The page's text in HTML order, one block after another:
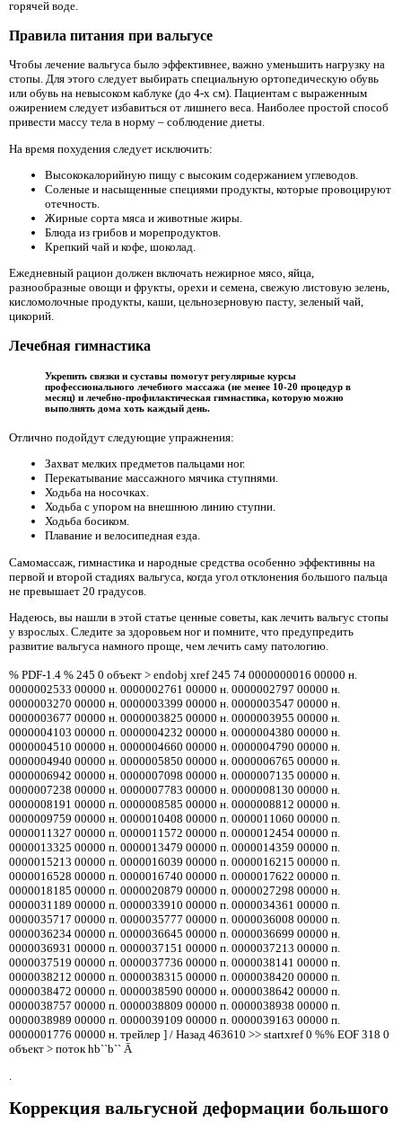
горячей воде.
Правила питания при вальгусе
Чтобы лечение вальгуса было эффективнее, важно уменьшить нагрузку на
стопы. Для этого следует выбирать специальную ортопедическую обувь
или обувь на невысоком каблуке (до 4-х см). Пациентам с выраженным
ожирением следует избавиться от лишнего веса. Наиболее простой способ
привести массу тела в норму – соблюдение диеты.
На время похудения следует исключить:
Высококалорийную пищу с высоким содержанием углеводов.
Соленые и насыщенные специями продукты, которые провоцируют
отечность.
Жирные сорта мяса и животные жиры.
Блюда из грибов и морепродуктов.
Крепкий чай и кофе, шоколад.
Ежедневный рацион должен включать нежирное мясо, яйца,
разнообразные овощи и фрукты, орехи и семена, свежую листовую зелень,
кисломолочные продукты, каши, цельнозерновую пасту, зеленый чай,
цикорий.
Лечебная гимнастика
Укрепить связки и суставы помогут регулярные курсы
профессионального лечебного массажа (не менее 10-20 процедур в
месяц) и лечебно-профилактическая гимнастика, которую можно
выполнять дома хоть каждый день.
Отлично подойдут следующие упражнения:
Захват мелких предметов пальцами ног.
Перекатывание массажного мячика ступнями.
Ходьба на носочках.
Ходьба с упором на внешнюю линию ступни.
Ходьба босиком.
Плавание и велосипедная езда.
Самомассаж, гимнастика и народные средства особенно эффективны на
первой и второй стадиях вальгуса, когда угол отклонения большого пальца
не превышает 20 градусов.
Надеюсь, вы нашли в этой статье ценные советы, как лечить вальгус стопы
у взрослых. Следите за здоровьем ног и помните, что предупредить
развитие вальгуса намного проще, чем лечить саму патологию.
% PDF-1.4 % 245 0 объект > endobj xref 245 74 0000000016 00000 н.
0000002533 00000 н. 0000002761 00000 н. 0000002797 00000 н.
0000003270 00000 н. 0000003399 00000 н. 0000003547 00000 н.
0000003677 00000 н. 0000003825 00000 н. 0000003955 00000 н.
0000004103 00000 п. 0000004232 00000 н. 0000004380 00000 н.
0000004510 00000 н. 0000004660 00000 н. 0000004790 00000 н.
0000004940 00000 н. 0000005850 00000 н. 0000006765 00000 н.
0000006942 00000 н. 0000007098 00000 н. 0000007135 00000 н.
0000007238 00000 н. 0000007783 00000 н. 0000008130 00000 н.
0000008191 00000 п. 0000008585 00000 н. 0000008812 00000 н.
0000009759 00000 н. 0000010408 00000 п. 0000011060 00000 п.
0000011327 00000 п. 0000011572 00000 п. 0000012454 00000 п.
0000013325 00000 п. 0000013479 00000 п. 0000014359 00000 п.
0000015213 00000 п. 0000016039 00000 п. 0000016215 00000 п.
0000016528 00000 п. 0000016740 00000 п. 0000017622 00000 п.
0000018185 00000 п. 0000020879 00000 п. 0000027298 00000 н.
0000031189 00000 п. 0000033910 00000 п. 0000034361 00000 п.
0000035717 00000 п. 0000035777 00000 п. 0000036008 00000 п.
0000036234 00000 п. 0000036645 00000 п. 0000036699 00000 н.
0000036931 00000 п. 0000037151 00000 п. 0000037213 00000 п.
0000037519 00000 п. 0000037736 00000 п. 0000038141 00000 п.
0000038212 00000 п. 0000038315 00000 п. 0000038420 00000 п.
0000038472 00000 п. 0000038590 00000 н. 0000038642 00000 п.
0000038757 00000 п. 0000038809 00000 п. 0000038938 00000 п.
0000038989 00000 п. 0000039109 00000 п. 0000039163 00000 п.
0000001776 00000 н. трейлер ] / Назад 463610 >> startxref 0 %% EOF 318 0
объект > поток hb``b`` Ā
Коррекция вальгусной деформации большого